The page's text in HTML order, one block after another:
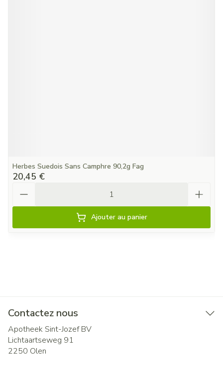
Herbes Suedois Sans Camphre 90,2g Fag
20,45 €
Ajouter au panier
Contactez nous
Apotheek Sint-Jozef BV
Lichtaartseweg 91
2250 Olen